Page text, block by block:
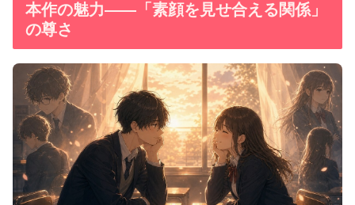
本作の魅力——「素顔を見せ合える関係」
の尊さ